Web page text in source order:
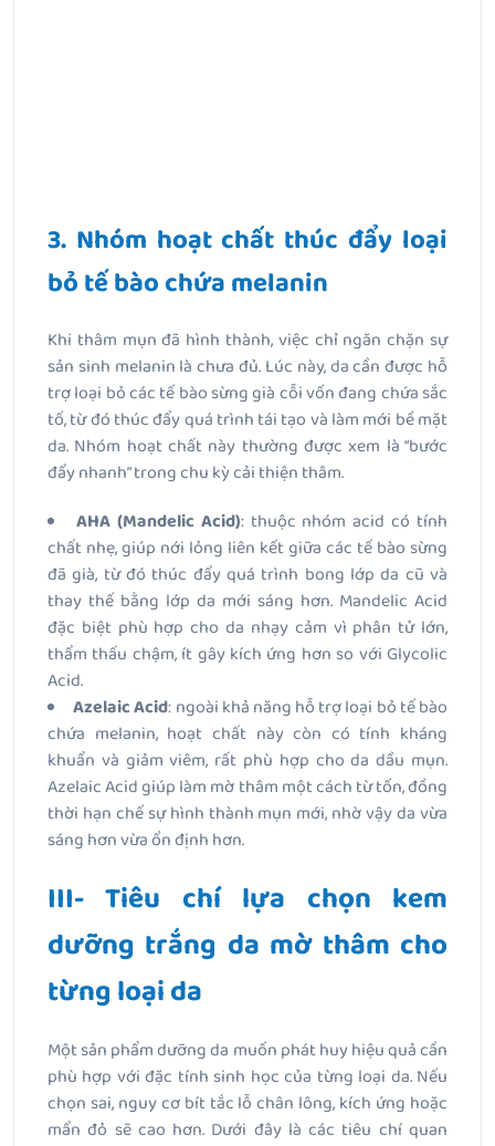
3. Nhóm hoạt chất thúc đẩy loại
bỏ tế bào chứa melanin
Khi thâm mụn đã hình thành, việc chỉ ngăn chặn sự
sản sinh melanin là chưa đủ. Lúc này, da cần được hỗ
trợ loại bỏ các tế bào sừng già cỗi vốn đang chứa sắc
tố, từ đó thúc đẩy quá trình tái tạo và làm mới bề mặt
da. Nhóm hoạt chất này thường được xem là “bước
đẩy nhanh” trong chu kỳ cải thiện thâm.
AHA (Mandelic Acid): thuộc nhóm acid có tính
chất nhẹ, giúp nới lỏng liên kết giữa các tế bào sừng
đã già, từ đó thúc đẩy quá trình bong lớp da cũ và
thay thế bằng lớp da mới sáng hơn. Mandelic Acid
đặc biệt phù hợp cho da nhạy cảm vì phân tử lớn,
thẩm thấu chậm, ít gây kích ứng hơn so với Glycolic
Acid.
Azelaic Acid: ngoài khả năng hỗ trợ loại bỏ tế bào
chứa melanin, hoạt chất này còn có tính kháng
khuẩn và giảm viêm, rất phù hợp cho da dầu mụn.
Azelaic Acid giúp làm mờ thâm một cách từ tốn, đồng
thời hạn chế sự hình thành mụn mới, nhờ vậy da vừa
sáng hơn vừa ổn định hơn.
III- Tiêu chí lựa chọn kem
dưỡng trắng da mờ thâm cho
từng loại da
Một sản phẩm dưỡng da muốn phát huy hiệu quả cần
phù hợp với đặc tính sinh học của từng loại da. Nếu
chọn sai, nguy cơ bít tắc lỗ chân lông, kích ứng hoặc
mẩn đỏ sẽ cao hơn. Dưới đây là các tiêu chí quan